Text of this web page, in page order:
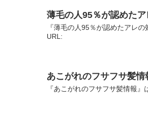
薄毛の人95％が認めたア
『薄毛の人95％が認めたアレ
URL:
あこがれのフサフサ髪情
『あこがれのフサフサ髪情報